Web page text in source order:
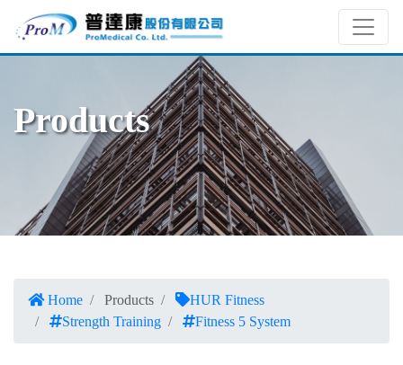
Products
Home Products
HUR Fitness
Strength Training
Fitness 5 System